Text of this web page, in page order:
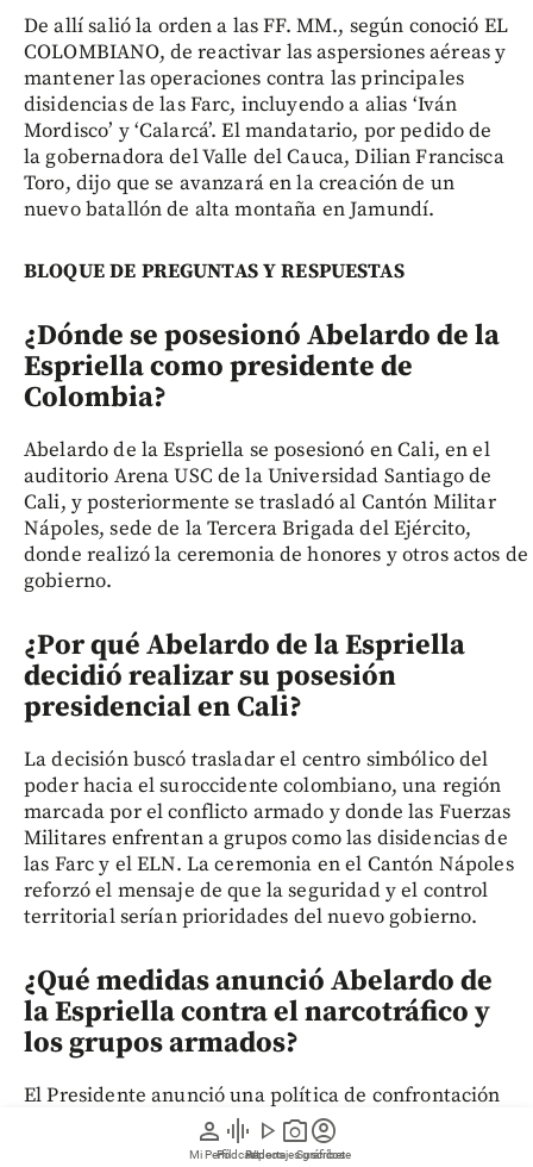
person
Mi Perfil
graphic_eq
Pódcast
play_arrow
Videos
photo_camera
Reportajes gráficos
account_circle
Suscríbete
De allí salió la orden a las FF. MM., según conoció EL
COLOMBIANO, de reactivar las aspersiones aéreas y
mantener las operaciones contra las principales
disidencias de las Farc, incluyendo a alias ‘Iván
Mordisco’ y ‘Calarcá’. El mandatario, por pedido de
la gobernadora del Valle del Cauca, Dilian Francisca
Toro, dijo que se avanzará en la creación de un
nuevo batallón de alta montaña en Jamundí.
BLOQUE DE PREGUNTAS Y RESPUESTAS
¿Dónde se posesionó Abelardo de la
Espriella como presidente de
Colombia?
Abelardo de la Espriella se posesionó en Cali, en el
auditorio Arena USC de la Universidad Santiago de
Cali, y posteriormente se trasladó al Cantón Militar
Nápoles, sede de la Tercera Brigada del Ejército,
donde realizó la ceremonia de honores y otros actos de
gobierno.
¿Por qué Abelardo de la Espriella
decidió realizar su posesión
presidencial en Cali?
La decisión buscó trasladar el centro simbólico del
poder hacia el suroccidente colombiano, una región
marcada por el conflicto armado y donde las Fuerzas
Militares enfrentan a grupos como las disidencias de
las Farc y el ELN. La ceremonia en el Cantón Nápoles
reforzó el mensaje de que la seguridad y el control
territorial serían prioridades del nuevo gobierno.
¿Qué medidas anunció Abelardo de
la Espriella contra el narcotráfico y
los grupos armados?
El Presidente anunció una política de confrontación
directa contra el denominado “narcoterrorismo”, que
incluye la reactivación de las aspersiones aéreas,